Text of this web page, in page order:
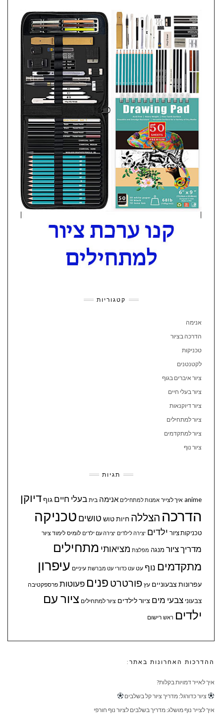
קטגוריות
אנימה
הדרכה בציור
טכניקות
לקטנטנים
ציור איברים בגוף
ציור בעלי חיים
ציור דיוקנאות
ציור למתחילים
ציור למתקדמים
ציור נוף
תגיות
anime איך לצייר אמנות למתחילים אנימה בית בעלי חיים גוףדיוקן
הדרכה הצללה חיותטוש טושים טכניקה
טכניקות ציור ילדים יצירה לילדים יצירה עם ילדים לומיס לימוד ציור
מדריך ציור מנגה מפלצת מציאותי מתחילים
מתקדמים נוף עט עט כדורי עט מברשת עיניים עיפרון
עפרונות צבעוניים עץ פורטרט פנים פעוטות פרספקטיבה
צבעוני צבעי מים ציור לילדים ציור למתחילים ציור עם
ילדים ראש רישום
ההדרכות האחרונות באתר:
איך לאייר דמויות בקלות?
ציור כדורגל: מדריך ציור קל בשלבים
איך לצייר נוף מושלג: מדריך בשלבים לציור נוף חורפי